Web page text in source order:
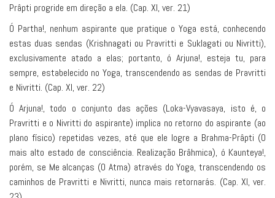
Prâpti progride em direção a ela. (Cap. XI, ver. 21)
Ó Partha!, nenhum aspirante que pratique o Yoga está, conhecendo
estas duas sendas (Krishnagati ou Pravritti e Suklagati ou Nivritti),
exclusivamente atado a elas; portanto, ó Arjuna!, esteja tu, para
sempre, estabelecido no Yoga, transcendendo as sendas de Pravritti
e Nivritti. (Cap. XI, ver. 22)
Ó Arjuna!, todo o conjunto das ações (Loka-Vyavasaya, isto é, o
Pravritti e o Nivritti do aspirante) implica no retorno do aspirante (ao
plano físico) repetidas vezes, até que ele logre a Brahma-Prâpti (O
mais alto estado de consciência. Realização Brâhmica), ó Kaunteya!,
porém, se Me alcanças (O Atma) através do Yoga, transcendendo os
caminhos de Pravritti e Nivritti, nunca mais retornarás. (Cap. XI, ver.